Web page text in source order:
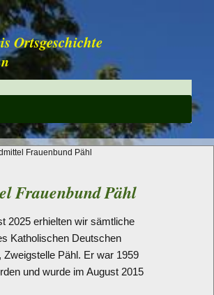
Ortsgeschichte
Frauenbund Pähl
Frauenbund Pähl
2025 erhielten wir sämtliche
Katholischen Deutschen
Zweigstelle Pähl. Er war 1959
und wurde im August 2015